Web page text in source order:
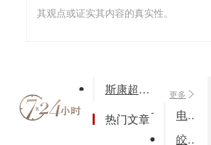
其观点或证实其内容的真实性。
更多
热门文章
斯康超市收银管理软件
电子屏作业指导管理平台
皎月科技洪浩超市管理系统